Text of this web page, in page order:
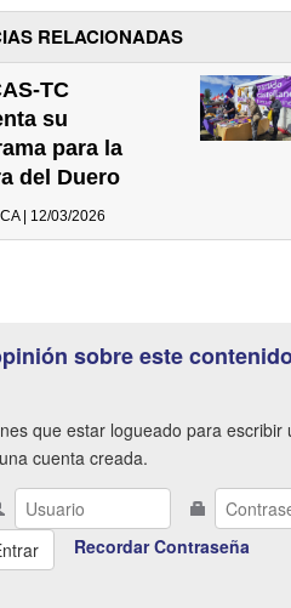
RELACIONADAS
TC
su
para la
del Duero
| 12/03/2026
sobre este
que estar logueado para escribir
cuenta creada.
Recordar Contraseña